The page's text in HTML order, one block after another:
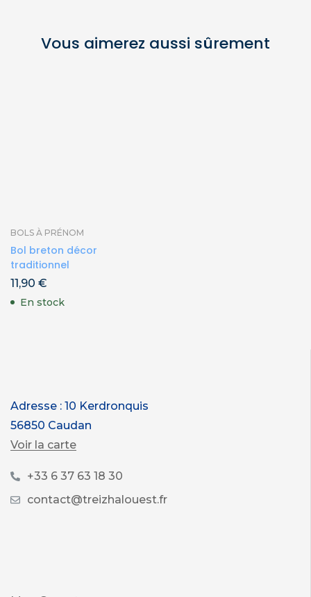
Vous aimerez aussi sûrement
BOLS À PRÉNOM
Bol breton décor
traditionnel
11,90 €
En stock
Adresse : 10 Kerdronquis
56850 Caudan
Voir la carte
+33 6 37 63 18 30
contact@treizhalouest.fr